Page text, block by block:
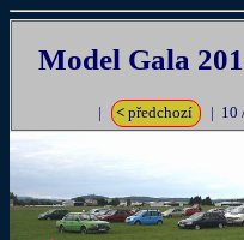
Model Gala
< předchozí | 10